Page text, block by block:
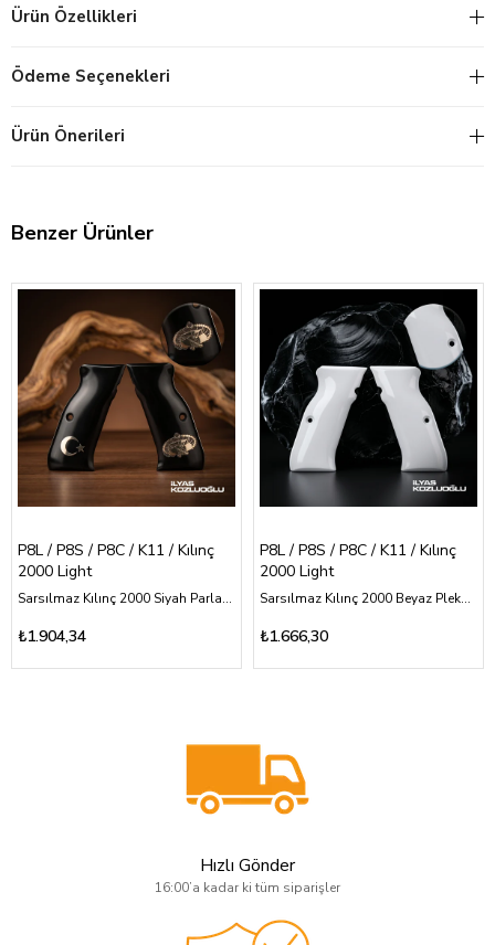
Ürün Özellikleri
Ödeme Seçenekleri
Ürün Önerileri
Benzer Ürünler
P8L / P8S / P8C / K11 / Kılınç
2000 Light
Sarsılmaz Kılınç 2000 Siyah Parlak Pleksi Kabza Sarı Pirinç Ay Yıldız ve Özel Tasarım Logolu
₺1.904,34
P8L / P8S / P8C / K11 / Kılınç
2000 Light
Sarsılmaz Kılınç 2000 Beyaz Pleksi Kabza Düz Desensiz Logosuz
₺1.666,30
Hızlı Gönder
16:00’a kadar ki tüm siparişler